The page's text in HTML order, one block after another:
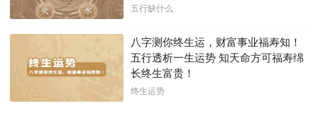
五行缺什么
八字测你终生运，财富事业福寿知！
五行透析一生运势 知天命方可福寿绵
长终生富贵！
终生运势